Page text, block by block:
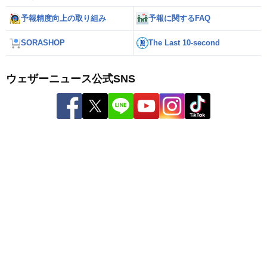
予報精度向上の取り組み 予報に関するFAQ
SORASHOP The Last 10-second
ウェザーニュース公式SNS